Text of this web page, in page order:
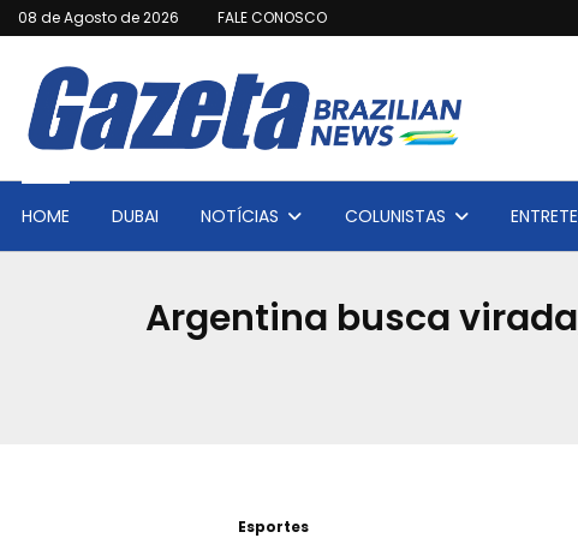
08 de Agosto de 2026 FALE CONOSCO
HOME DUBAI NOTÍCIAS COLUNISTAS
Argentina busca
Esportes